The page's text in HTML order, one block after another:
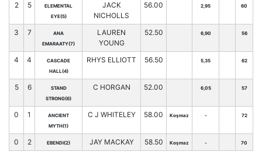
2 5
ELEMENTAL
EYE(5)
JACK
NICHOLLS
56.00 2,95 60
3 7
ANA
EMARAATY(7)
LAUREN
YOUNG
52.50 6,90 56
4 4
CASCADE
HALL(4)
RHYS ELLIOTT 56.50 5,35 62
5 6
STAND
STRONG(6)
C HORGAN 52.00 6,05 57
0 1
ANCIENT
MYTH(1)
C J WHITELEY 58.00 Koşmaz - 72
0 2 EBENDI(2) JAY MACKAY 58.50 Koşmaz - 70